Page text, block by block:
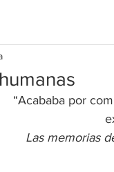
“Acababa por
Las memorias